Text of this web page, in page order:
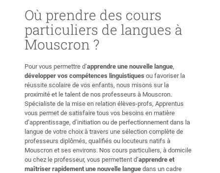
Où prendre des cours
particuliers de langues à
Mouscron ?
Pour vous permettre d’apprendre une nouvelle langue,
développer vos compétences linguistiques ou favoriser la
réussite scolaire de vos enfants, nous misons sur la
proximité et le talent de nos professeurs à Mouscron.
Spécialiste de la mise en relation élèves-profs, Apprentus
vous permet de satisfaire tous vos besoins en matière
d’apprentissage, d’initiation ou de perfectionnement dans la
langue de votre choix à travers une sélection complète de
professeurs diplômés, qualifiés ou locuteurs natifs à
Mouscron et ses environs. Nos cours particuliers, à domicile
ou chez le professeur, vous permettent d’apprendre et
maîtriser rapidement une nouvelle langue dans un cadre